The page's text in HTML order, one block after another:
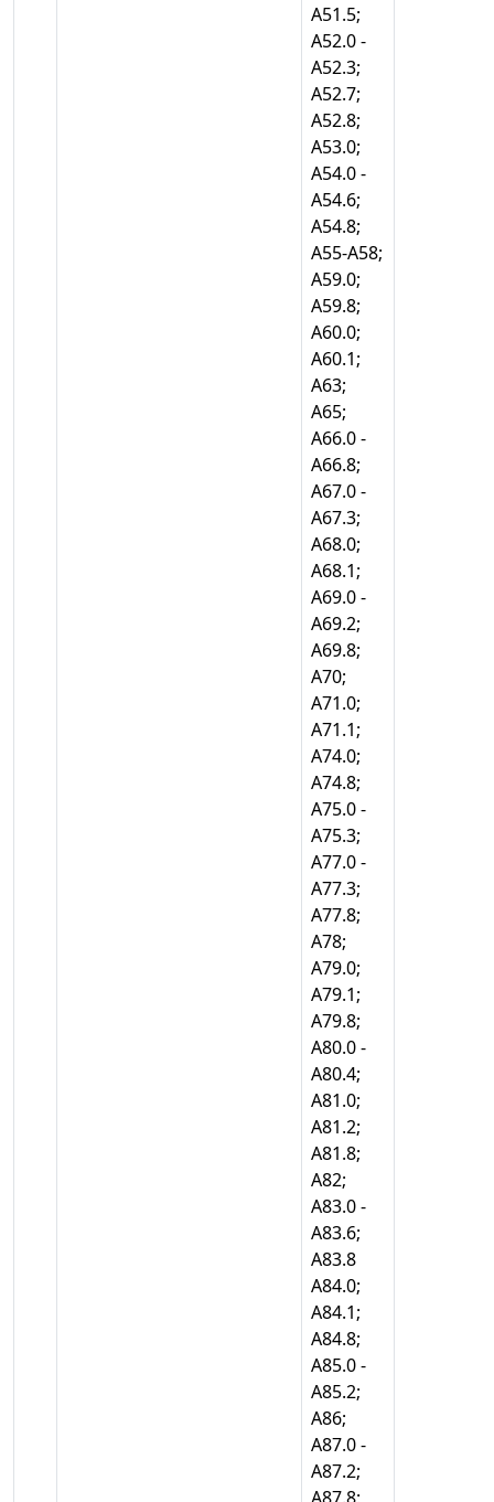
А51.5;
А52.0 -
А52.3;
А52.7;
А52.8;
А53.0;
А54.0 -
А54.6;
А54.8;
А55-А58;
А59.0;
А59.8;
А60.0;
А60.1;
А63;
А65;
А66.0 -
А66.8;
А67.0 -
А67.3;
А68.0;
А68.1;
А69.0 -
А69.2;
А69.8;
А70;
А71.0;
А71.1;
А74.0;
А74.8;
А75.0 -
А75.3;
А77.0 -
А77.3;
А77.8;
А78;
А79.0;
А79.1;
А79.8;
А80.0 -
А80.4;
А81.0;
А81.2;
А81.8;
А82;
А83.0 -
А83.6;
А83.8
А84.0;
А84.1;
А84.8;
А85.0 -
А85.2;
А86;
А87.0 -
А87.2;